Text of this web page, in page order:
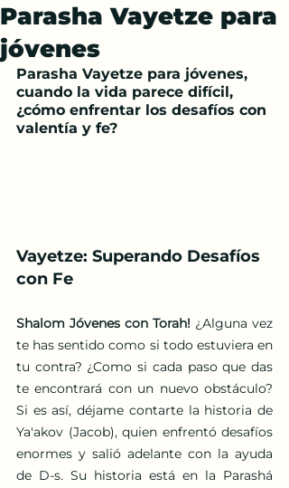
Parasha Vayetze para
jóvenes
Parasha Vayetze para jóvenes,
cuando la vida parece difícil,
¿cómo enfrentar los desafíos con
valentía y fe?
Vayetze: Superando Desafíos
con Fe
Shalom Jóvenes con Torah! ¿Alguna vez
te has sentido como si todo estuviera en
tu contra? ¿Como si cada paso que das
te encontrará con un nuevo obstáculo?
Si es así, déjame contarte la historia de
Ya'akov (Jacob), quien enfrentó desafíos
enormes y salió adelante con la ayuda
de D-s. Su historia está en la Parashá